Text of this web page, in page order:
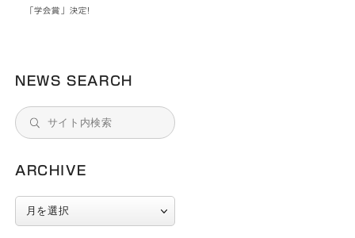
「学会賞」決定!
NEWS SEARCH
ARCHIVE
ARCHIVE